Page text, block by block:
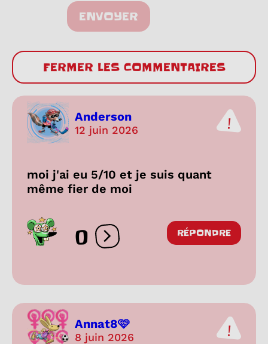
ENVOYER
FERMER LES COMMENTAIRES
Anderson
12 juin 2026
moi j'ai eu 5/10 et je suis quant
même fier de moi
0 Ouvrir les réactions
RÉPONDRE
Annat8🩷
8 juin 2026